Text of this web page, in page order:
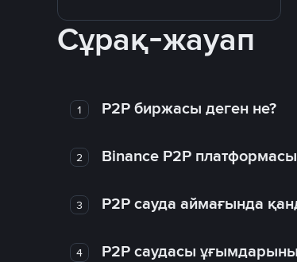
Сұрақ-жауап
1 P2P биржасы деген не?
2 Binance P2P
3 P2P сауда аймағында
4 P2P саудасы